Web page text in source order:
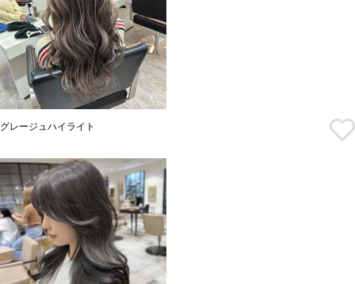
グレージュハイライト